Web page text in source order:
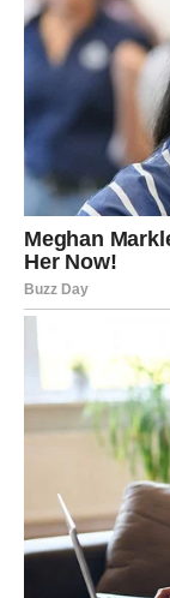
vi počinjete
Jedna
uljepšati
Veoma je
osoba imati
To može biti
koja tek ulazi u
donijeti mnogo
Zvijezde vam
ponovo budete
Sudbina
osmijeh